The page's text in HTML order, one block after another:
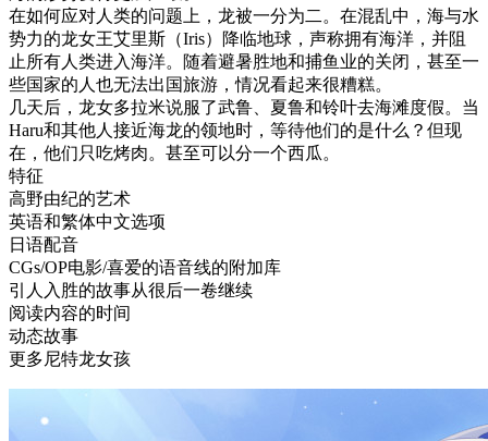
在如何应对人类的问题上，龙被一分为二。在混乱中，海与水
势力的龙女王艾里斯（Iris）降临地球，声称拥有海洋，并阻
止所有人类进入海洋。随着避暑胜地和捕鱼业的关闭，甚至一
些国家的人也无法出国旅游，情况看起来很糟糕。
几天后，龙女多拉米说服了武鲁、夏鲁和铃叶去海滩度假。当
Haru和其他人接近海龙的领地时，等待他们的是什么？但现
在，他们只吃烤肉。甚至可以分一个西瓜。
特征
高野由纪的艺术
英语和繁体中文选项
日语配音
CGs/OP电影/喜爱的语音线的附加库
引人入胜的故事从很后一卷继续
阅读内容的时间
动态故事
更多尼特龙女孩